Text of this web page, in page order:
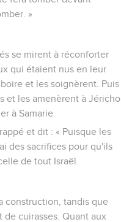
»
se mirent à réconforter
qui étaient nus en leur
et les soignèrent. Puis
et les amenèrent à Jéricho,
à Samarie.
et dit : « Puisque les
des sacrifices pour qu'ils
de tout Israël.
construction, tandis que
cuirasses. Quant aux